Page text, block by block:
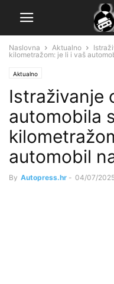
Naslovna Aktualno
kilometražom: je li i vaš
Aktualno
Istraživanje
automobila
automobil
By Autopress.hr - 04/07/